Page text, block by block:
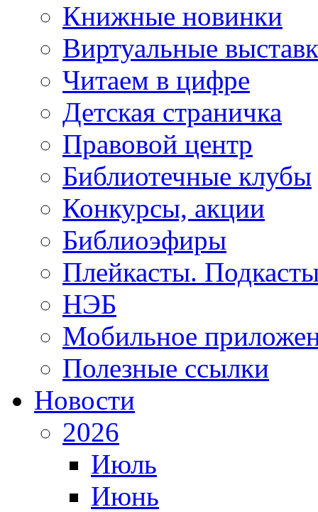
Книжные новинки
Виртуальные
Читаем в цифре
Детская страничка
Правовой центр
Библиотечные клубы
Конкурсы, акции
Библиоэфиры
Плейкасты.
НЭБ
Мобильное
Полезные ссылки
Новости
2026
Июль
Июнь